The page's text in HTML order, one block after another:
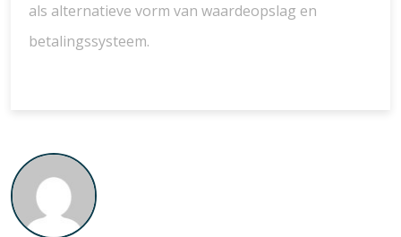
als alternatieve vorm van waardeopslag en
betalingssysteem.